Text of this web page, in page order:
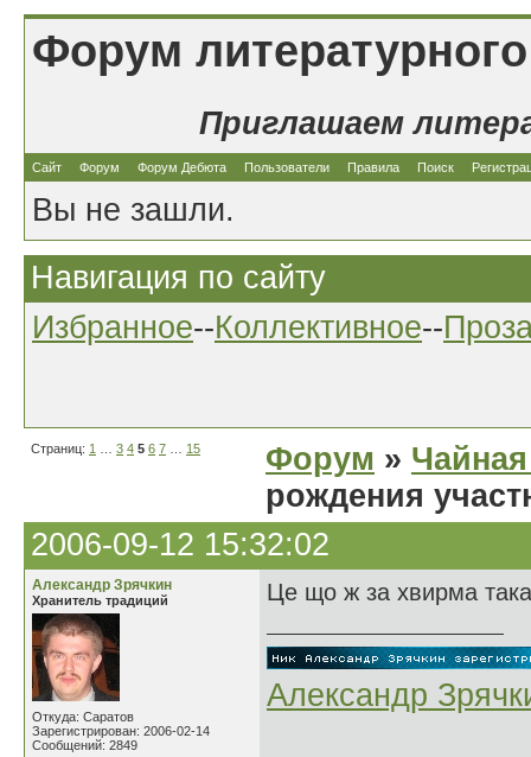
Форум
Приглашаем
Сайт Форум Форум Дебюта Пользователи Правила Поиск
Вы не зашли.
Навигация по сайту
Избранное--Коллективное--
Страниц: 1 3 4 5 6 7 15 Форум »
рождения
2006-09-12 15:32:02
Александр Зрячкин
Хранитель традиций
Откуда: Саратов
Зарегистрирован: 2006-02-14
Сообщений: 2849
Це що ж за хвирма
Александр